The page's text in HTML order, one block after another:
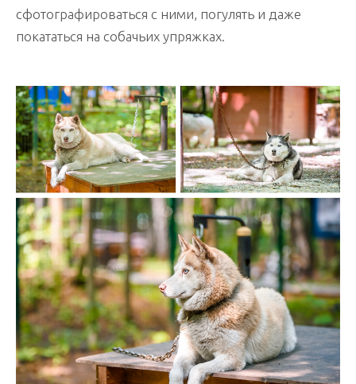
сфотографироваться с ними, погулять и даже
покататься на собачьих упряжках.